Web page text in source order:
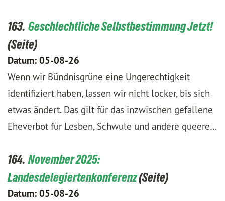
163. Geschlechtliche Selbstbestimmung Jetzt!
Datum: 05-08-26
Wenn wir Bündnisgrüne eine Ungerechtigkeit
identifiziert haben, lassen wir nicht locker, bis sich
etwas ändert. Das gilt für das inzwischen gefallene
Eheverbot für Lesben, Schwule und andere queere…
164. November 2025:
Landesdelegiertenkonferenz
Datum: 05-08-26